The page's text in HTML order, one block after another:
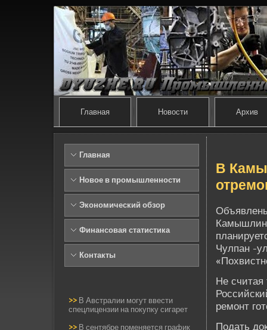
Главная Новости Архив
Главная
Новое в промышленности
Экономический обзор
Финансовая статистика
Контакты
>> В Австралии могут ввести
спецлицензии на покупку сигарет
>> В сентябре поменяется график
В
Чулпан -
Не считая
ремонт
Подать